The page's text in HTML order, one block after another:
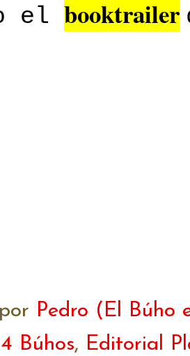
el booktrailer
Pedro (El Búho
4 Búhos, Editorial